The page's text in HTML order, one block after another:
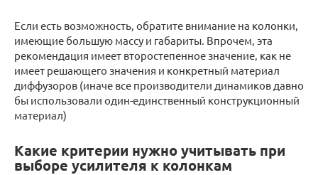
Если есть возможность, обратите внимание на колонки,
имеющие большую массу и габариты. Впрочем, эта
рекомендация имеет второстепенное значение, как не
имеет решающего значения и конкретный материал
диффузоров (иначе все производители динамиков давно
бы использовали один-единственный конструкционный
материал)
Какие критерии нужно учитывать при
выборе усилителя к колонкам